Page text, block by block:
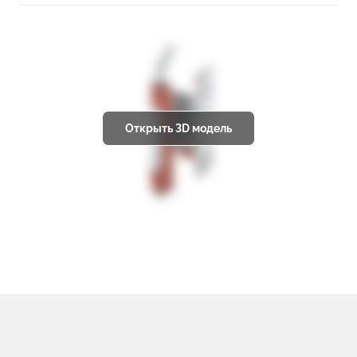
Открыть 3D модель